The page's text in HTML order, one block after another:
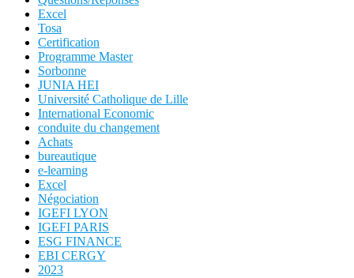
Excel
Tosa
Certification
Programme Master
Sorbonne
JUNIA HEI
Université Catholique de Lille
International Economic
conduite du changement
Achats
bureautique
e-learning
Excel
Négociation
IGEFI LYON
IGEFI PARIS
ESG FINANCE
EBI CERGY
2023